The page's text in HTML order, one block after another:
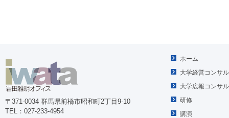
〒371-0034 群馬県前橋市昭和町2丁目9-10
TEL：027-233-4954
ホーム
大学経営コンサ
大学広報コンサ
研修
講演